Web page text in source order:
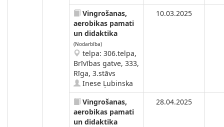
Vingrošanas,
aerobikas pamati
un didaktika
(Nodarbība)
telpa: 306.telpa,
Brīvības gatve, 333,
Rīga, 3.stāvs
Inese Ļubinska
10.03.2025
Vingrošanas,
aerobikas pamati
un didaktika
28.04.2025